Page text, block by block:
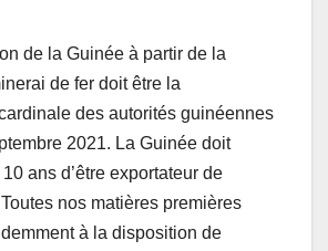
de la Guinée à partir de la
de fer doit être la
des autorités guinéennes
2021. La Guinée doit
ans d’être exportateur de
nos matières premières
à la disposition de